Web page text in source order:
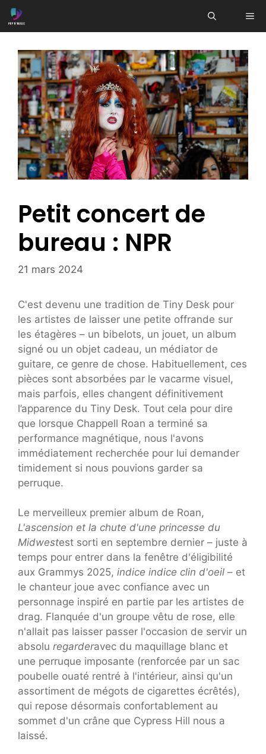
Aller
au
Petit concert de
bureau : NPR
21 mars 2024
C'est devenu une tradition de Tiny Desk pour
les artistes de laisser une petite offrande sur
les étagères – un bibelots, un jouet, un album
signé ou un objet cadeau, un médiator de
guitare, ce genre de chose. Habituellement, ces
pièces sont absorbées par le vacarme visuel,
mais parfois, elles changent définitivement
l’apparence du Tiny Desk. Tout cela pour dire
que lorsque Chappell Roan a terminé sa
performance magnétique, nous l'avons
immédiatement recherchée pour lui demander
timidement si nous pouvions garder sa
perruque.
Le merveilleux premier album de Roan,
L'ascension et la chute d'une princesse du
Midwestest sorti en septembre dernier – juste à
temps pour entrer dans la fenêtre d'éligibilité
aux Grammys 2025, indice indice clin d'oeil – et
le chanteur joue avec confiance avec un
personnage inspiré en partie par les artistes de
drag. Flanquée d'un groupe vêtu de rose, elle
n'allait pas laisser passer l'occasion de servir un
absolu regarderavec du maquillage blanc et
une perruque imposante (renforcée par un sac
poubelle ouaté rentré à l'intérieur, ainsi qu'un
assortiment de mégots de cigarettes écrêtés),
qui repose désormais confortablement au
sommet d'un crâne que Cypress Hill nous a
laissé.